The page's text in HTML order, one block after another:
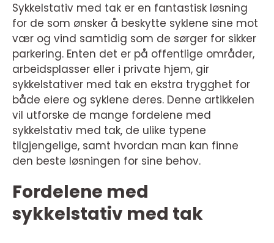
Sykkelstativ med tak er en fantastisk løsning
for de som ønsker å beskytte syklene sine mot
vær og vind samtidig som de sørger for sikker
parkering. Enten det er på offentlige områder,
arbeidsplasser eller i private hjem, gir
sykkelstativer med tak en ekstra trygghet for
både eiere og syklene deres. Denne artikkelen
vil utforske de mange fordelene med
sykkelstativ med tak, de ulike typene
tilgjengelige, samt hvordan man kan finne
den beste løsningen for sine behov.
Fordelene med
sykkelstativ med tak